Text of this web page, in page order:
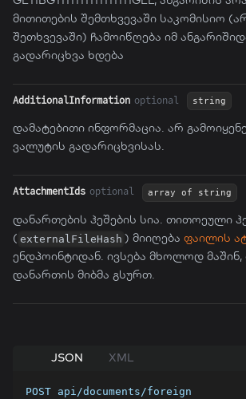
მითითების შემთხვევაში საკომისიო
შეთხვევაში) ჩამოიწღება იმ
გადარიცხვა ხდება
AdditionalInformation optional string
დამატებითი ინფორმაცია. არ
ვალუტის გადარიცხვისას.
AttachmentIds optional array of string
დანართების ჰეშების სია. თითოეული
( externalFileHash ) მიიღებაფაილის
ენდპოინტიდან. ივსება მხოლოდ
დანართის მიბმა გსურთ.
JSON XML
POST api/documents/foreign